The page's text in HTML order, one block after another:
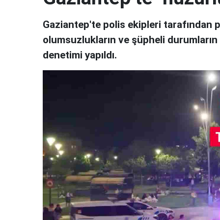
Gaziantep'te polis ekipleri tarafından
olumsuzlukların ve şüpheli
denetimi yapıldı.